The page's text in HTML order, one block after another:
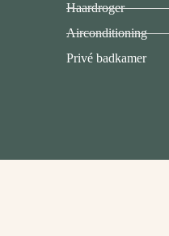
Haardroger
Airconditioning
Privé badkamer